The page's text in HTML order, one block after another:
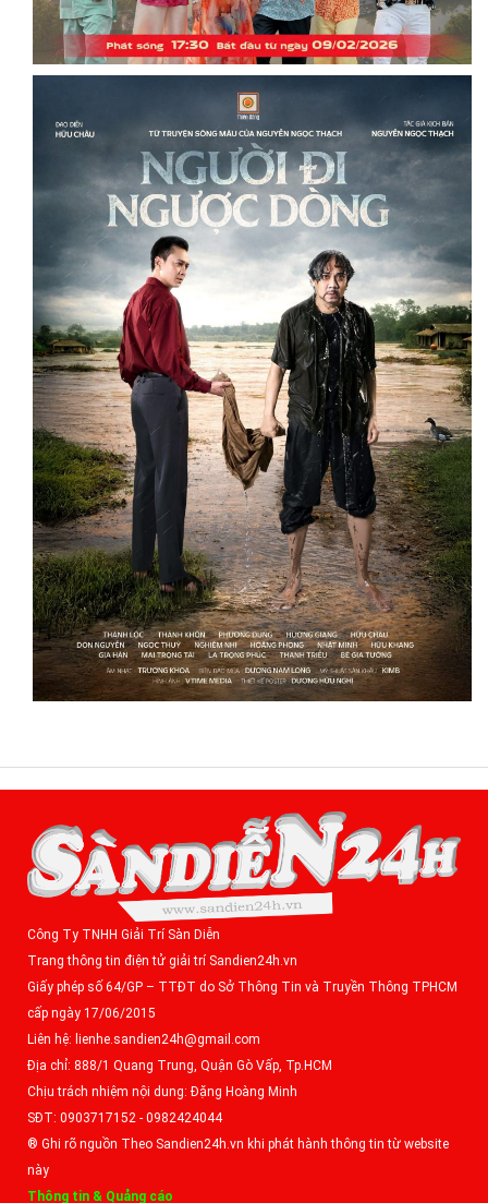
Công Ty TNHH Giải Trí Sàn Diễn
Trang thông tin điện tử giải trí Sandien24h.vn
Giấy phép số 64/GP – TTĐT do Sở Thông Tin và Truyền Thông TPHCM
cấp ngày 17/06/2015
Liên hệ: lienhe.sandien24h@gmail.com
Địa chỉ: 888/1 Quang Trung, Quận Gò Vấp, Tp.HCM
Chịu trách nhiệm nội dung: Đặng Hoàng Minh
SĐT: 0903717152 - 0982424044
® Ghi rõ nguồn Theo Sandien24h.vn khi phát hành thông tin từ website
này
Thông tin & Quảng cáo